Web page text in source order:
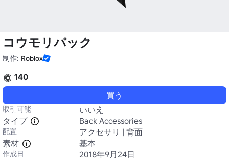
コウモリパック
制作: Roblox
140
買う
取引可能
いいえ
タイプ
Back Accessories
配置
アクセサリ | 背面
素材
基本
作成日 2018年9月24日